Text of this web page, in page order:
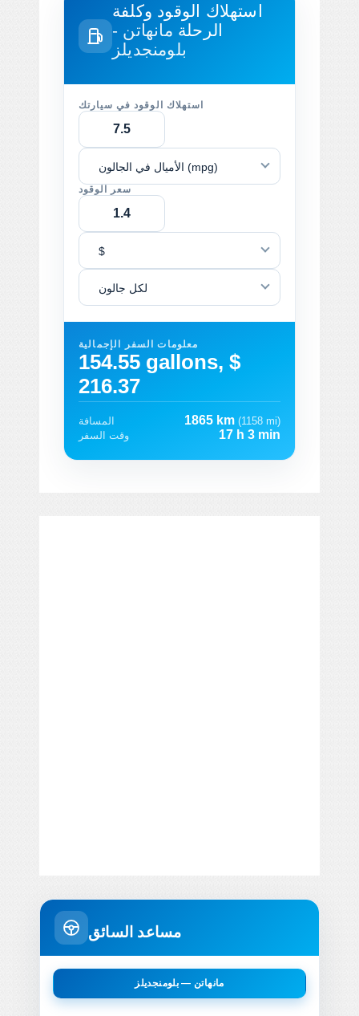
استهلاك الوقود وكلفة
الرحلة مانهاتن -
بلومنجديلز
استهلاك الوقود في سيارتك
الأميال في الجالون (mpg)
سعر الوقود
$
لكل جالون
معلومات السفر الإجمالية
154.55 gallons, $
216.37
المسافة 1865 km (1158 mi)
وقت السفر
17 h 3 min
مساعد السائق
مانهاتن — بلومنجديلز